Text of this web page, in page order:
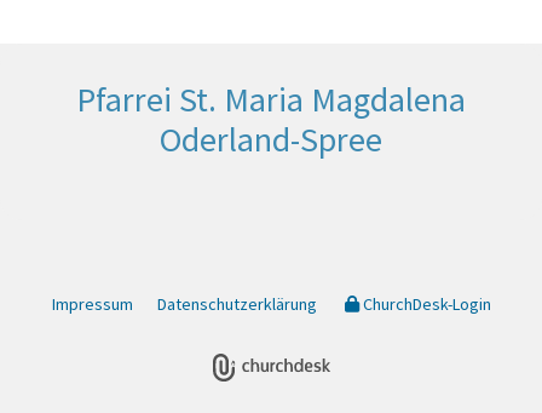
Pfarrei St. Maria Magdalena
Oderland-Spree
Impressum Datenschutzerklärung ChurchDesk-Login